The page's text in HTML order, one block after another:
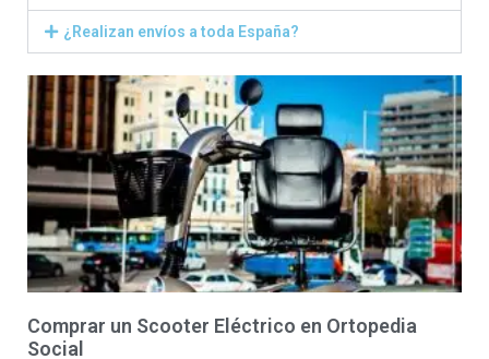
¿Realizan envíos a toda España?
Comprar un Scooter Eléctrico en Ortopedia
Social